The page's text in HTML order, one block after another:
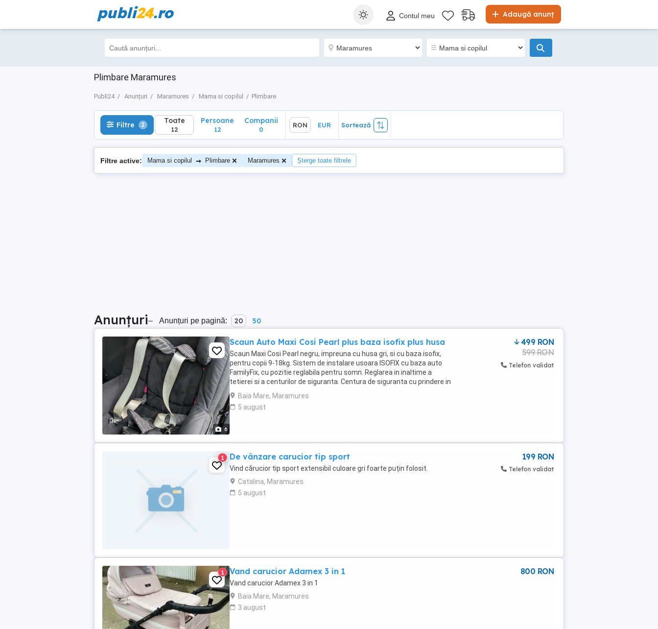
publi24.ro Adaugă anunț
Contul meu
Plimbare Maramures
Publi24 Anunțuri Maramures Mama si copilul Plimbare
Filtre 2 Toate
12
Sortează
Filtre 2 Toate
12
Persoane
12
Companii
0
RON EUR Sortează
Filtre active: Mama si copilul → Plimbare Maramures Șterge toate filtrele
Anunțuri– Anunțuri pe pagină: 20 50
6
Scaun Auto Maxi Cosi Pearl plus baza isofix plus husa
Scaun Maxi Cosi Pearl negru, impreuna cu husa gri, si cu baza isofix,
pentru copii 9-18kg. Sistem de instalare usoara ISOFIX cu baza auto
FamilyFix, cu pozitie reglabila pentru somn. Reglarea in inaltime a
tetierei si a centurilor de siguranta. Centura de siguranta cu prindere in
5 puncte. Husa de bumbac ...
Baia Mare, Maramures
5 august
499 RON
599 RON
Telefon validat
1 De vânzare carucior tip sport
Vind cărucior tip sport extensibil culoare gri foarte puțin folosit.
Catalina, Maramures
5 august
199 RON
Telefon validat
1 Vand carucior Adamex 3 in 1
Vand carucior Adamex 3 in 1
Baia Mare, Maramures
3 august
800 RON